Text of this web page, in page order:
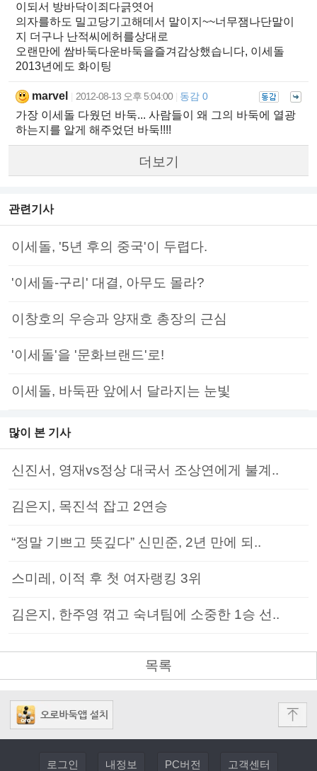
이되서 방바닥이죄다긁엿어
의자를하도 밀고당기고해데서 말이지~~너무잼나단말이
지 더구나 난적씨에허를상대로
오랜만에 쌈바둑다운바둑을즐겨감상했습니다, 이세돌
2013년에도 화이팅
marvel 2012-08-13 오후 5:04:00 동감 0
가장 이세돌 다웠던 바둑... 사람들이 왜 그의 바둑에 열광
하는지를 알게 해주었던 바둑!!!!
더보기
관련기사
이세돌, '5년 후의 중국'이 두렵다.
'이세돌-구리' 대결, 아무도 몰라?
이창호의 우승과 양재호 총장의 근심
'이세돌'을 '문화브랜드'로!
이세돌, 바둑판 앞에서 달라지는 눈빛
많이 본 기사
신진서, 영재vs정상 대국서 조상연에게 불계..
김은지, 목진석 잡고 2연승
“정말 기쁘고 뜻깊다” 신민준, 2년 만에 되..
스미레, 이적 후 첫 여자랭킹 3위
김은지, 한주영 꺾고 숙녀팀에 소중한 1승 선..
목록
로그인 내정보 PC버전 고객센터